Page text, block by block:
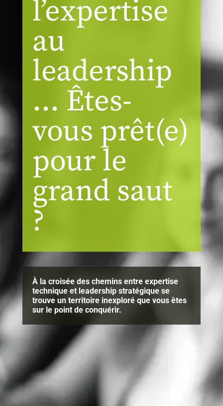
l’expertise
au
leadership
… Êtes-
vous prêt(e)
pour le
grand saut
?
À la croisée des chemins entre expertise
technique et leadership stratégique se
trouve un territoire inexploré que vous êtes
sur le point de conquérir.